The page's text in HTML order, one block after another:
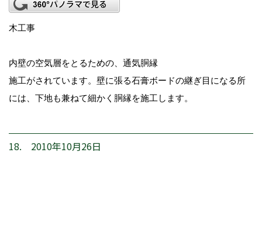
木工事
内壁の空気層をとるための、通気胴縁
施工がされています。壁に張る石膏ボードの継ぎ目になる所
には、下地も兼ねて細かく胴縁を施工します。
18. 2010年10月26日